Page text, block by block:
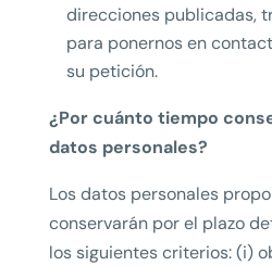
direcciones publicadas,
para ponernos en
su petición.
¿Por cuánto tiempo
datos personales?
Los datos personales
conservarán por el plazo
los siguientes criterios: (i)